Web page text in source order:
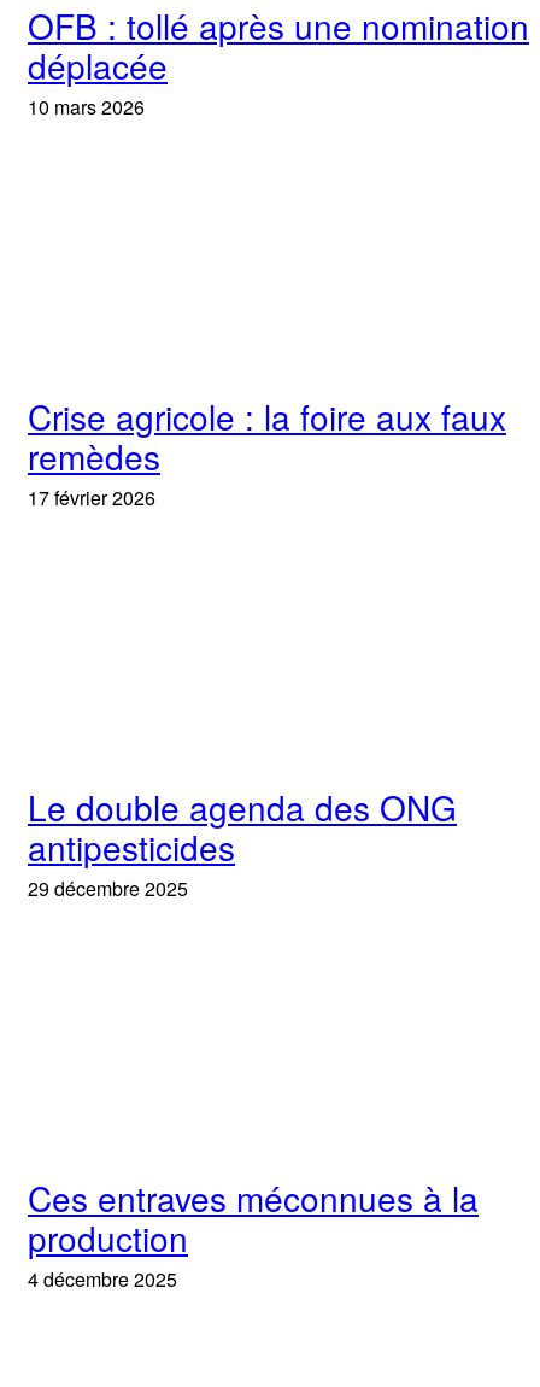
OFB : tollé après une nomination
déplacée
10 mars 2026
Crise agricole : la foire aux faux
remèdes
17 février 2026
Le double agenda des ONG
antipesticides
29 décembre 2025
Ces entraves méconnues à la
production
4 décembre 2025